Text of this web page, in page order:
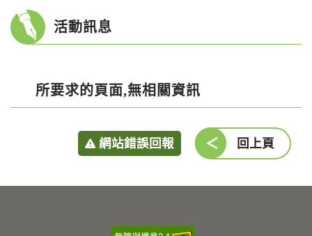
活動訊息
所要求的頁面,無相關資訊
網站錯誤回報 回上頁